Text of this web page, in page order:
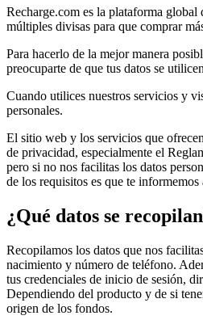
Recharge.com es la plataforma
múltiples divisas para que comprar
Para hacerlo de la mejor manera
preocuparte de que tus datos se
Cuando utilices nuestros servicios y
personales.
El sitio web y los servicios que
de privacidad, especialmente el
pero si no nos facilitas los datos
de los requisitos es que te
¿Qué datos se
Recopilamos los datos que nos
nacimiento y número de teléfono.
tus credenciales de inicio de sesión,
Dependiendo del producto y de si
origen de los fondos.